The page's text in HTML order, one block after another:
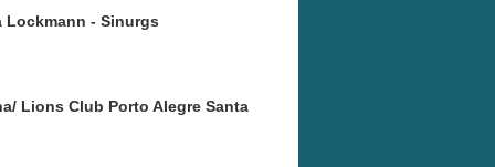
Lockmann - Sinurgs
Lions Club Porto Alegre Santa